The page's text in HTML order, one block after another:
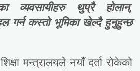
व्यवसायीहरु थुप्रै होलान्,
गर्न कस्तो भूमिका खेल्दै हुनुहुन्छ
मन्त्रालयले नयाँ दर्ता रोकेको